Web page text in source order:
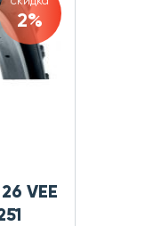
2%
VEE